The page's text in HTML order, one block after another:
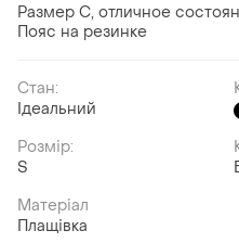
Размер С, отличное
Пояс на резинке
Стан:
Ідеальний
Розмір:
S
Матеріал
Плащівка